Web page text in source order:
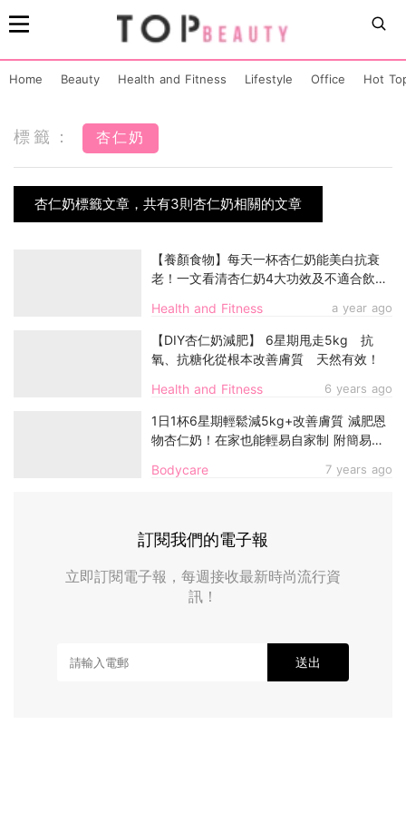
Home Beauty Health and Fitness Lifestyle Office Hot
標籤： 杏仁奶
杏仁奶標籤文章，共有3則杏仁奶相關的文章
Health and Fitness a year ago
【養顏食物】每天一杯杏仁奶能美白抗衰
老！一文看清杏仁奶4大功效及不適合飲用
Health and Fitness 6 years ago
【DIY杏仁奶減肥】 6星期甩走5kg 抗
氧、抗糖化從根本改善膚質 天然有效！
Bodycare 7 years ago
1日1杯6星期輕鬆減5kg+改善膚質 減肥恩
物杏仁奶！在家也能輕易自家制 附簡易做
訂閱我們的電子報
立即訂閱電子報，每週接收最新時尚流行資
訊！
送出